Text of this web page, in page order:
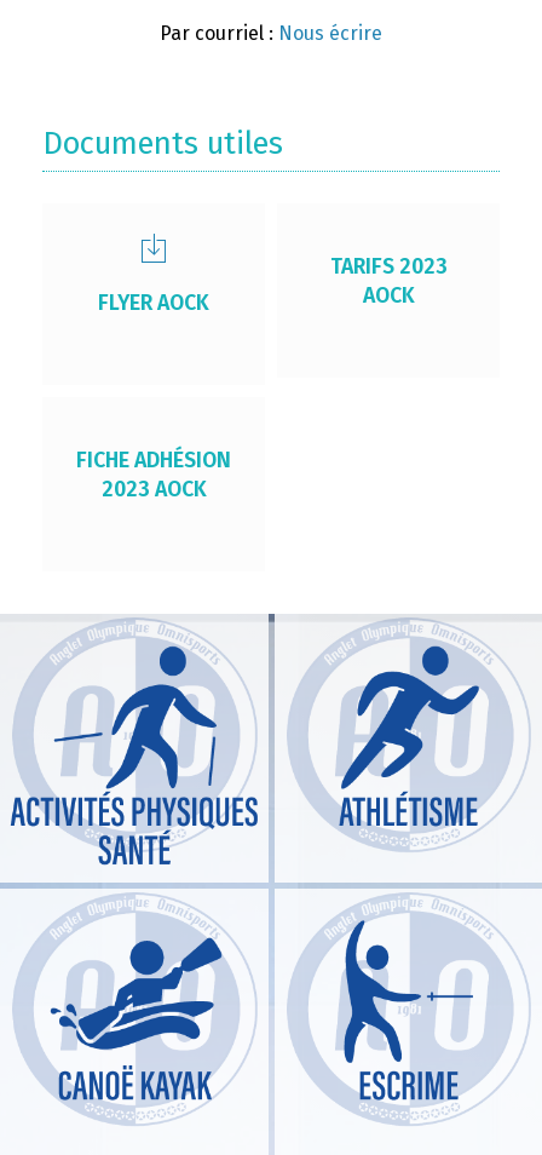
Par courriel : Nous écrire
Documents utiles
FLYER AOCK
TARIFS 2023
AOCK
FICHE ADHÉSION
2023 AOCK